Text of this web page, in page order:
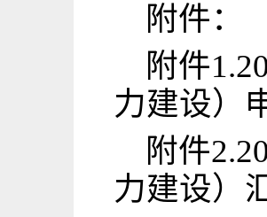
附件：
附件
力建设）
附件
力建设）